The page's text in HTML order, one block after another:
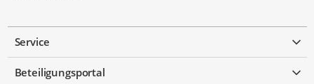
Service
Beteiligungsportal